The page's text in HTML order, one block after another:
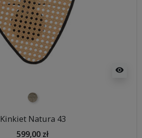
visibility
naturalna plecionka
Kinkiet Natura 43
599,00 zł